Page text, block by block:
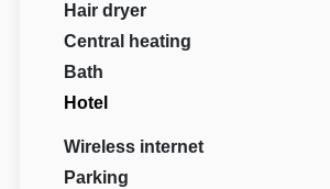
Hair dryer
Central heating
Bath
Hotel
Wireless internet
Parking